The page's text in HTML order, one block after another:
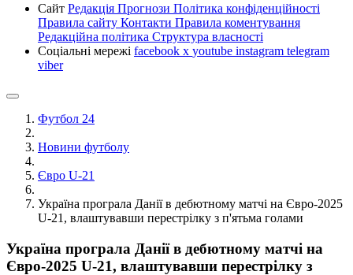
Сайт Редакція Прогнози Політика конфіденційності
Правила сайту Контакти Правила коментування
Редакційна політика Структура власності
Соціальні мережі facebook x youtube instagram telegram
viber
Футбол 24
Новини футболу
Євро U-21
Україна програла Данії в дебютному матчі на Євро-2025
U-21, влаштувавши перестрілку з п'ятьма голами
Україна програла Данії в дебютному матчі на
Євро-2025 U-21, влаштувавши перестрілку з